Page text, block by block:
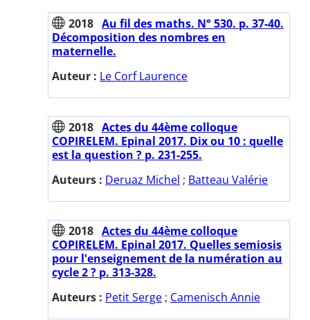
2018 Au fil des maths. N° 530. p. 37-40.
Décomposition des nombres en
maternelle.
Auteur : Le Corf Laurence
2018 Actes du 44ème colloque
COPIRELEM. Epinal 2017. Dix ou 10 : quelle
est la question ? p. 231-255.
Auteurs : Deruaz Michel ; Batteau Valérie
2018 Actes du 44ème colloque
COPIRELEM. Epinal 2017. Quelles semiosis
pour l'enseignement de la numération au
cycle 2 ? p. 313-328.
Auteurs : Petit Serge ; Camenisch Annie